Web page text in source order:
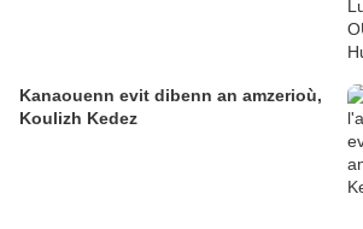
Kanaouenn evit dibenn an amzerioù,
Koulizh Kedez